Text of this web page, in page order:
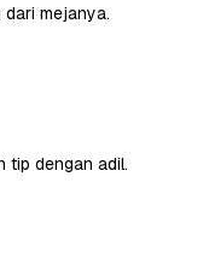
mejanya.
tip dengan adil.